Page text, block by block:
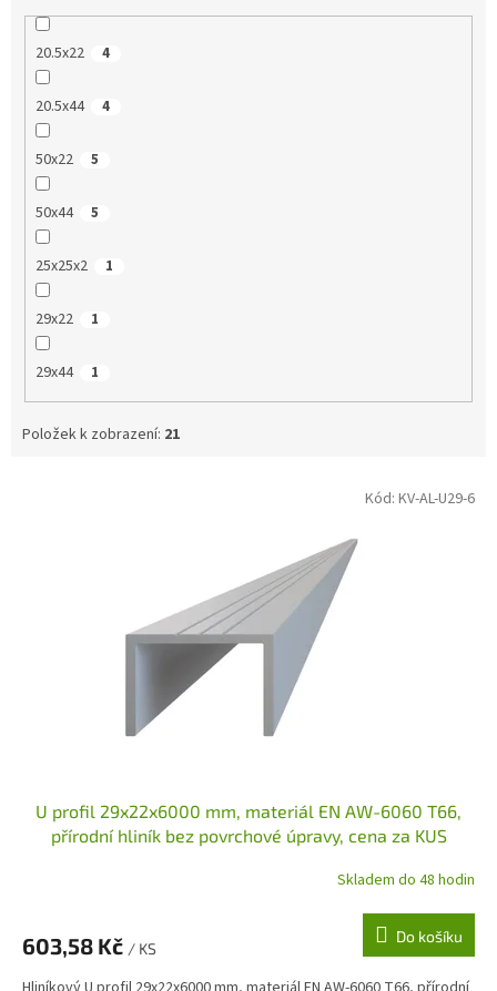
20.5x22 4
20.5x44 4
50x22 5
50x44 5
25x25x2 1
29x22 1
29x44 1
Položek k zobrazení: 21
U profil 29x22x6000 mm, materiál EN AW-6060 T66,
přírodní hliník bez povrchové úpravy, cena za KUS
Skladem do 48 hodin
603,58 Kč / KS
Do košíku
Kód: KV-AL-U29-6